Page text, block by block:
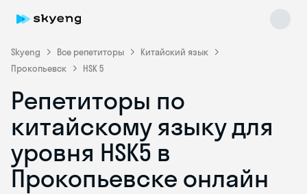
Skyeng Все репетиторы
Китайский язык
Прокопьевск
HSK 5
Репетиторы по
китайскому языку для
уровня HSK5 в
Прокопьевске онлайн
Skyeng Chat
online